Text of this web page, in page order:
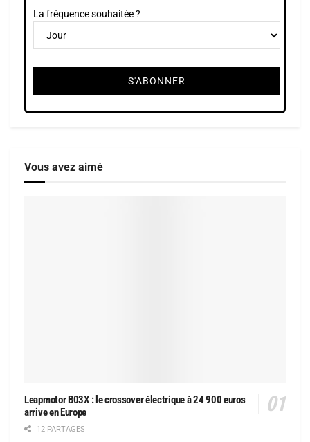
La fréquence souhaitée ?
Vous avez aimé
Leapmotor B03X : le crossover électrique à 24 900 euros
arrive en Europe
12 PARTAGES